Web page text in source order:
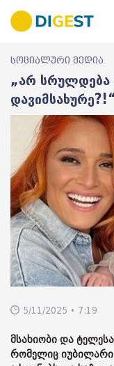
სოციალური მედია
„არ
5/11/2025 • 7:19
მსახიობი და
რომელიც იუბილარი